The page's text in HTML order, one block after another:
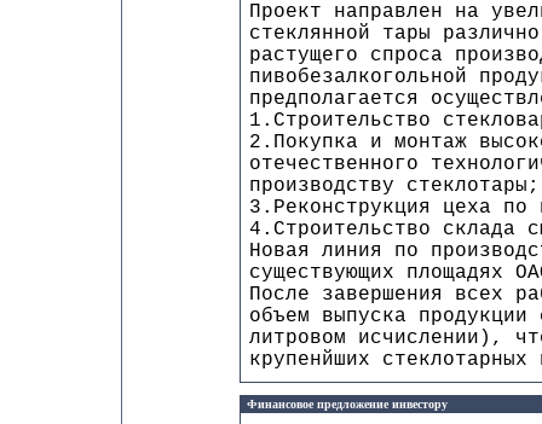
Проект направлен на
стеклянной тары
растущего спроса
пивобезалкогольной
предполагается
1.Строительство
2.Покупка и монтаж
отечественного
производству стеклотары;
3.Реконструкция цеха по
4.Строительство склада
Новая линия по
существующих площадях
После завершения всех
объем выпуска
литровом исчислении),
крупенйших
Финансовое предложение инвестору